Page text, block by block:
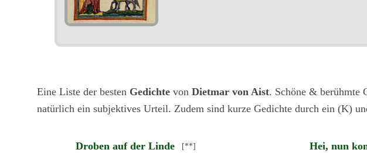
Eine Liste der besten Gedichtevon Dietmar von Aist. Schöne & berühmte
natürlich ein subjektives Urteil. Zudem sind kurze Gedichte durch ein (K)
Droben auf der Linde[**] Hei, nun